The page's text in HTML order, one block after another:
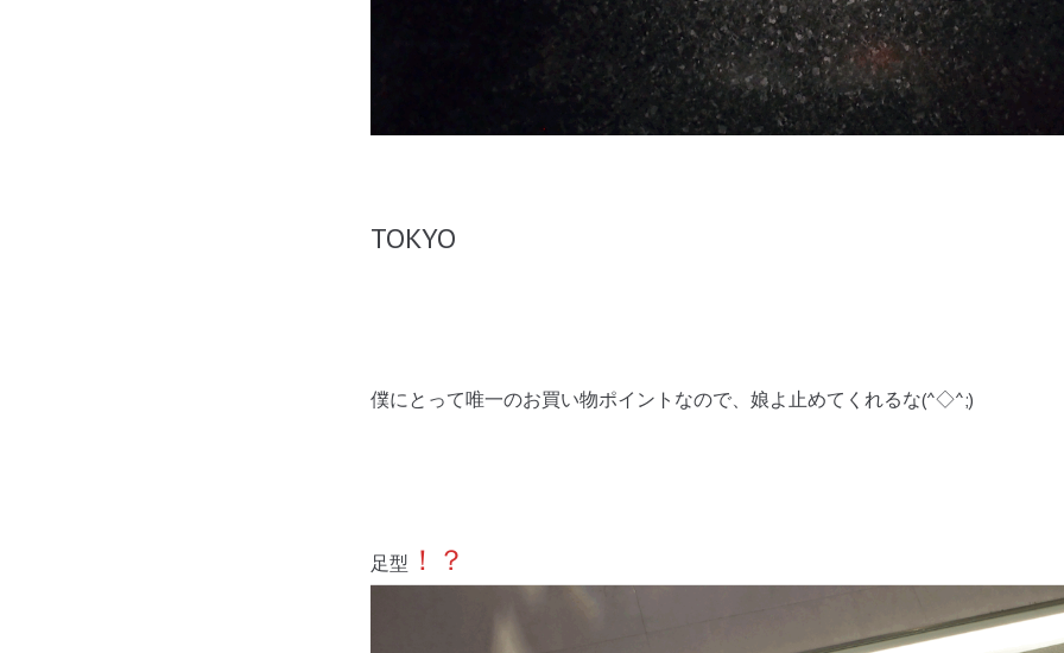
TOKYO
僕にとって唯一のお買い物ポイントなので、娘よ止めてくれるな(^◇^;)
足型 ！？